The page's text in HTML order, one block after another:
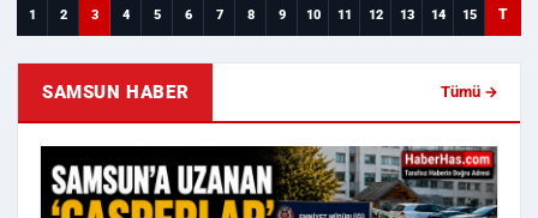
1 2 3 4 5 6 7 8 9 10 11 12 13 14 15 T
SAMSUN HABER Tümü →